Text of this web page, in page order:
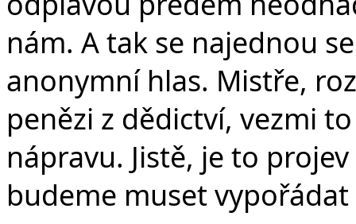
nám. A tak se najednou
anonymní hlas. Mistře,
penězi z dědictví, vezmi
nápravu. Jistě, je to
budeme muset